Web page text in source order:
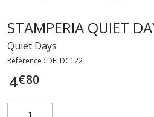
STAMPERIA QUIET
Quiet Days
Référence : DFLDC122
4€80